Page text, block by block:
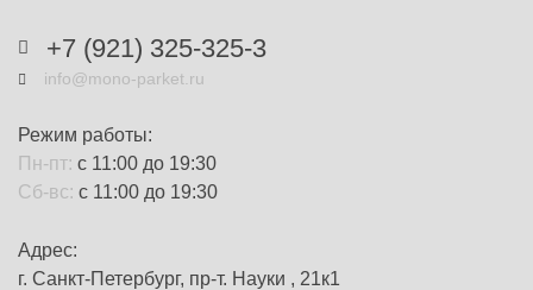
+7 (921) 325-325-3
info@mono-parket.ru
Режим работы:
Пн-пт: с 11:00 до 19:30
Сб-вс: с 11:00 до 19:30
Адрес:
г. Санкт-Петербург, пр-т. Науки , 21к1